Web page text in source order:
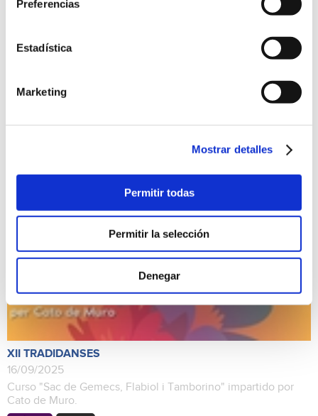
Preferencias
Estadística
Marketing
Mostrar detalles
Permitir todas
Permitir la selección
Denegar
Talleres de diferentes disciplinas artísticas, baile, percusión,
popular y concierto de música tradicional valenciana.
XII TRADIDANSES
16/09/2025
Curso "Sac de Gemecs, Flabiol i Tamborino" impartido por
Cato de Muro.